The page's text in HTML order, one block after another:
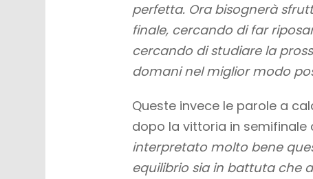
perfetta. Ora bisognerà
finale, cercando di far
cercando di studiare la
domani nel miglior modo
Queste invece le parole a
dopo la vittoria in semifinale
interpretato molto bene
equilibrio sia in battuta che